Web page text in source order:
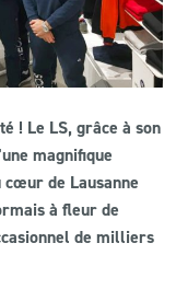
! Le LS, grâce à son
magnifique
de Lausanne
à fleur de
de milliers